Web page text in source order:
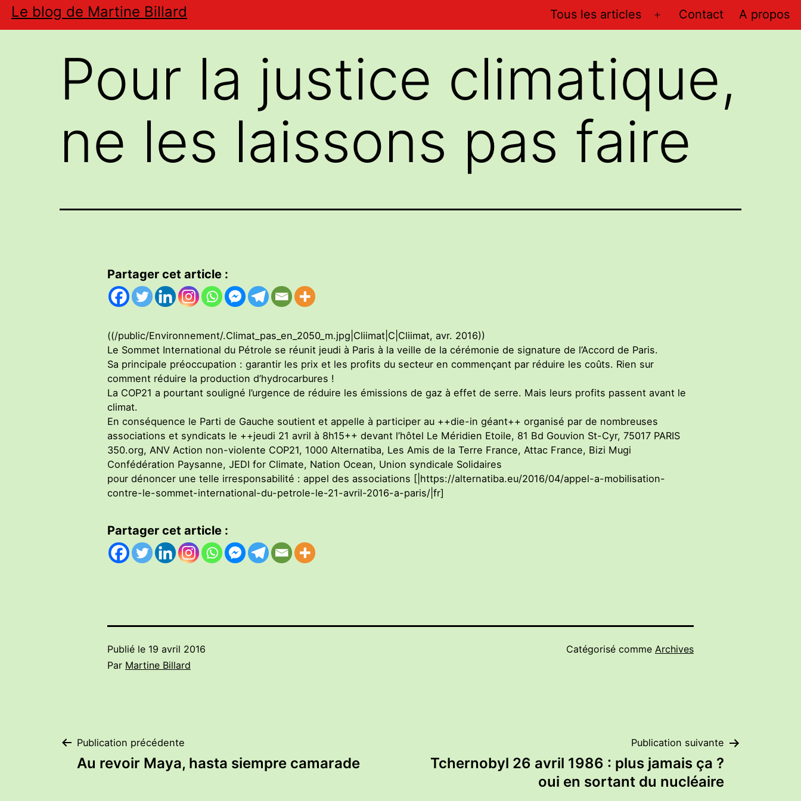
Aller
au
Le blog de Martine Billard Tous les articles
Ouvrir
Contact A propos
Pour la justice climatique,
ne les laissons pas faire
Partager cet article :
((/public/Environnement/.Climat_pas_en_2050_m.jpg|Cliimat|C|Cliimat, avr. 2016))
Le Sommet International du Pétrole se réunit jeudi à Paris à la veille de la cérémonie de signature de l’Accord de Paris.
Sa principale préoccupation : garantir les prix et les profits du secteur en commençant par réduire les coûts. Rien sur
comment réduire la production d’hydrocarbures !
La COP21 a pourtant souligné l’urgence de réduire les émissions de gaz à effet de serre. Mais leurs profits passent avant le
climat.
En conséquence le Parti de Gauche soutient et appelle à participer au ++die-in géant++ organisé par de nombreuses
associations et syndicats le ++jeudi 21 avril à 8h15++ devant l’hôtel Le Méridien Etoile, 81 Bd Gouvion St-Cyr, 75017 PARIS
350.org, ANV Action non-violente COP21, 1000 Alternatiba, Les Amis de la Terre France, Attac France, Bizi Mugi
Confédération Paysanne, JEDI for Climate, Nation Ocean, Union syndicale Solidaires
pour dénoncer une telle irresponsabilité : appel des associations [|https://alternatiba.eu/2016/04/appel-a-mobilisation-
contre-le-sommet-international-du-petrole-le-21-avril-2016-a-paris/|fr]
Partager cet article :
Publié le 19 avril 2016
Par Martine Billard
Catégorisé comme Archives
Navigation
Publication précédente
Au revoir Maya, hasta siempre camarade
Publication suivante
Tchernobyl 26 avril 1986 : plus jamais ça ?
oui en sortant du nucléaire